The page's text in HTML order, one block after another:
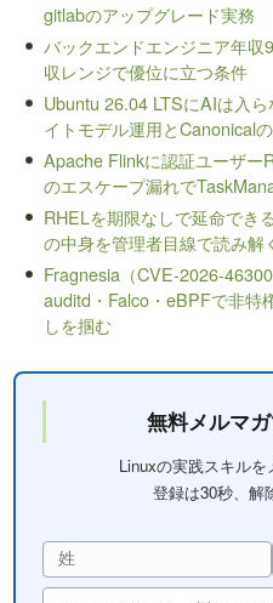
gitlabのアップグレード実務
バックエンドエンジニア年
収レンジで優位に立つ条件
Ubuntu 26.04 LTSにAIは入
イトモデル運用とCanonical
Apache Flinkに認証ユーザ
のエスケープ漏れで
RHELを期限なしで延命でき
の中身を管理者目線で読み解
Fragnesia（CVE-2026-
auditd・Falco・eBPFで非特
しを掴む
無料メルマ
Linuxの実践スキルを
登録は30秒、解